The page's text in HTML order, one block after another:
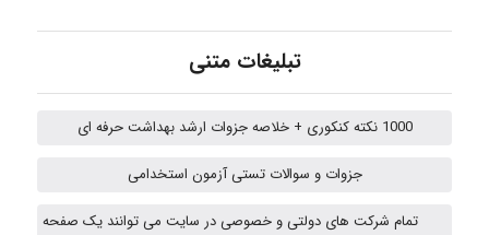
emami
ehtesham
تبلیغات متنی
1000 نکته کنکوری + خلاصه جزوات ارشد بهداشت حرفه ای
جزوات و سوالات تستی آزمون استخدامی
تمام شرکت های دولتی و خصوصی در سایت می توانند یک صفحه